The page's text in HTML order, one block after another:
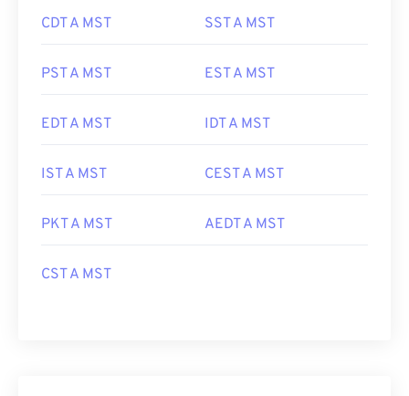
CDT A MST SST A MST
PST A MST EST A MST
EDT A MST IDT A MST
IST A MST CEST A MST
PKT A MST AEDT A MST
CST A MST